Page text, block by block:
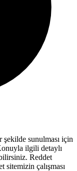
sunulması için
ilgili detaylı
Reddet
sitemizin çalışması